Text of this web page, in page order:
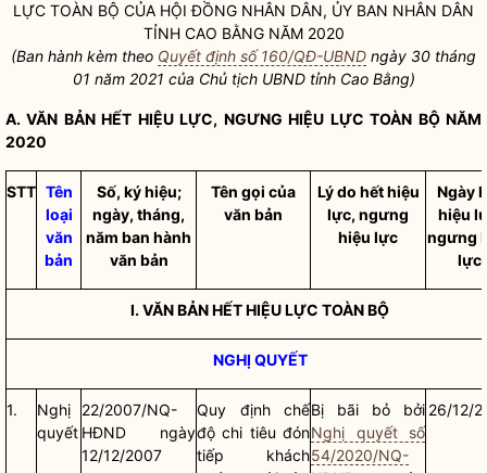
LỰC TOÀN BỘ CỦA HỘI ĐỒNG NHÂN DÂN, ỦY BAN NHÂN DÂN
TỈNH CAO BẰNG NĂM 2020
(Ban hành kèm theo Quyết định số 160/QĐ-UBND ngày 30 tháng
01 năm 2021 của Chủ tịch UBND tỉnh Cao Bằng)
A. VĂN BẢN HẾT HIỆU LỰC, NGƯNG HIỆU LỰC TOÀN BỘ NĂM
2020
STT Tên
loại
văn
bản
Số, ký hiệu;
ngày, tháng,
năm ban hành
văn bản
Tên gọi của
văn bản
Lý do hết hiệu
lực, ngưng
hiệu lực
Ngày
hiệu
ngưng
lực
I. VĂN BẢN HẾT HIỆU LỰC TOÀN BỘ
NGHỊ QUYẾT
1.
Nghị
quyết
22/2007/NQ-
HĐND ngày
12/12/2007
Quy định chế
độ chi tiêu đón
tiếp khách
Bị bãi bỏ bởi
Nghị quyết số
54/2020/NQ-
26/12/